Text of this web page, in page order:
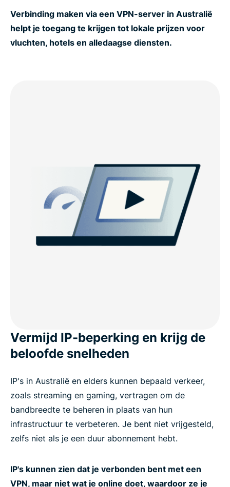
Verbinding maken via een VPN-server in Australië
helpt je toegang te krijgen tot lokale prijzen voor
vluchten, hotels en alledaagse diensten.
Vermijd IP-beperking en krijg de
beloofde snelheden
IP's in Australië en elders kunnen bepaald verkeer,
zoals streaming en gaming, vertragen om de
bandbreedte te beheren in plaats van hun
infrastructuur te verbeteren. Je bent niet vrijgesteld,
zelfs niet als je een duur abonnement hebt.
IP's kunnen zien dat je verbonden bent met een
VPN, maar niet wat je online doet, waardoor ze je